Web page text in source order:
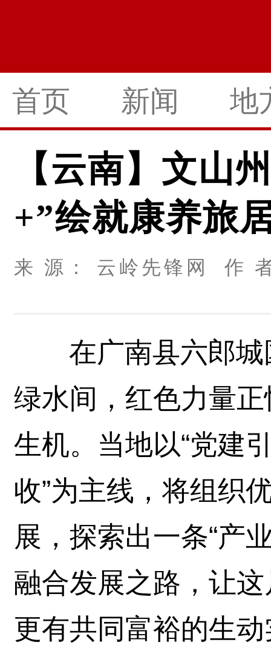
首页 新闻 地
【云南】文山
+”绘就康养旅
来 源： 云岭先锋网 作
在广南县六郎
绿水间，红色力量
生机。当地以“党建
收”为主线，将组织
展，探索出一条“产
融合发展之路，让
更有共同富裕的生